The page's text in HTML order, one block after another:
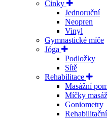
Činky
Jednoruční
Neopren
Vinyl
Gymnastické míče
Jóga
Podložky
Sítě
Rehabilitace
Masážní
Míčky
Goniometry